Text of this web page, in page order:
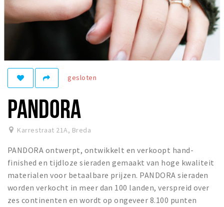
Studentenroutes
New in town? Check FAQ!
Woonruimte
Inschrijven gemeente
Zorgverzekering
Huisarts en eerste hulp
Q&A
KORTING
Breda Student Shop
Draai aan het rad!
gesloten
PANDORA
Karrestraat 21A, Breda
PANDORA ontwerpt, ontwikkelt en verkoopt hand-
finished en tijdloze sieraden gemaakt van hoge kwaliteit
materialen voor betaalbare prijzen. PANDORA sieraden
worden verkocht in meer dan 100 landen, verspreid over
zes continenten en wordt op ongeveer 8.100 punten